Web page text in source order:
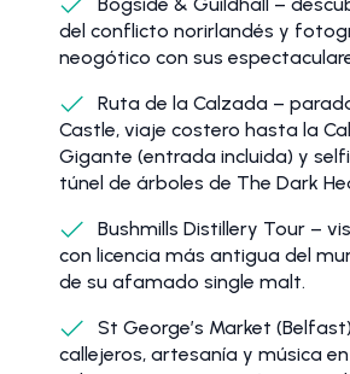
Bogside & Guildhall –
del conflicto norirlandés y
neogótico con sus
Ruta de la Calzada –
Castle, viaje costero hasta la
Gigante (entrada incluida) y
túnel de árboles de The Dark
Bushmills Distillery Tour –
con licencia más antigua del
de su afamado single malt.
St George’s Market
callejeros, artesanía y música